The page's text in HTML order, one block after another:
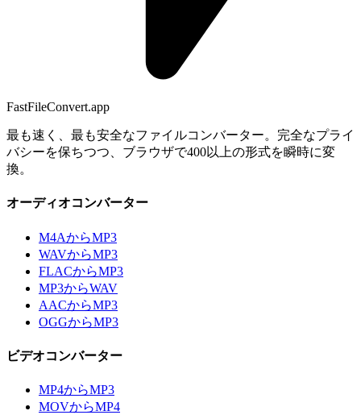
FastFileConvert.app
最も速く、最も安全なファイルコンバーター。完全なプライ
バシーを保ちつつ、ブラウザで400以上の形式を瞬時に変
換。
オーディオコンバーター
M4AからMP3
WAVからMP3
FLACからMP3
MP3からWAV
AACからMP3
OGGからMP3
ビデオコンバーター
MP4からMP3
MOVからMP4